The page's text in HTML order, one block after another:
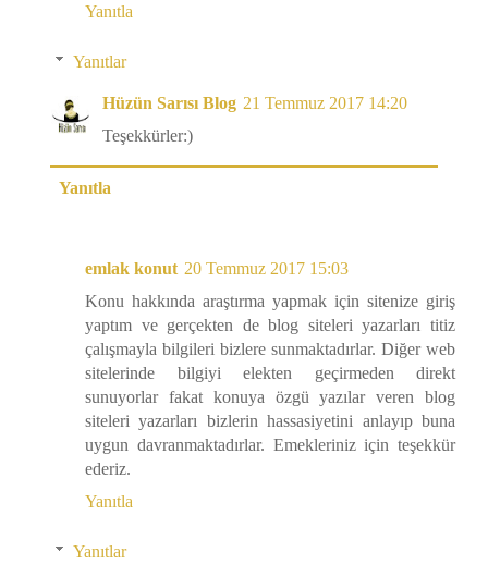
Yanıtla
Yanıtlar
Hüzün Sarısı Blog 21 Temmuz 2017 14:20
Teşekkürler:)
Yanıtla
emlak konut 20 Temmuz 2017 15:03
Konu hakkında araştırma yapmak için sitenize giriş
yaptım ve gerçekten de blog siteleri yazarları titiz
çalışmayla bilgileri bizlere sunmaktadırlar. Diğer web
sitelerinde bilgiyi elekten geçirmeden direkt
sunuyorlar fakat konuya özgü yazılar veren blog
siteleri yazarları bizlerin hassasiyetini anlayıp buna
uygun davranmaktadırlar. Emekleriniz için teşekkür
ederiz.
Yanıtla
Yanıtlar